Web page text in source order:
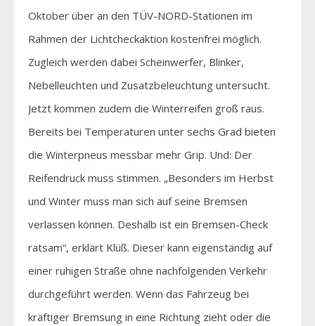
Oktober über an den TÜV-NORD-Stationen im
Rahmen der Lichtcheckaktion kostenfrei möglich.
Zugleich werden dabei Scheinwerfer, Blinker,
Nebelleuchten und Zusatzbeleuchtung untersucht.
Jetzt kommen zudem die Winterreifen groß raus.
Bereits bei Temperaturen unter sechs Grad bieten
die Winterpneus messbar mehr Grip. Und: Der
Reifendruck muss stimmen. „Besonders im Herbst
und Winter muss man sich auf seine Bremsen
verlassen können. Deshalb ist ein Bremsen-Check
ratsam“, erklärt Klüß. Dieser kann eigenständig auf
einer ruhigen Straße ohne nachfolgenden Verkehr
durchgeführt werden. Wenn das Fahrzeug bei
kräftiger Bremsung in eine Richtung zieht oder die